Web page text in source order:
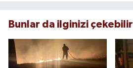
Bunlar da ilginizi çekebilir